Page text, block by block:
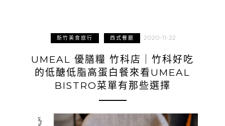
新竹美食旅行 西式餐廳 2020-11-22
UMEAL 優膳糧 竹科店｜竹科好吃
的低醣低脂高蛋白餐來看UMEAL
BISTRO菜單有那些選擇